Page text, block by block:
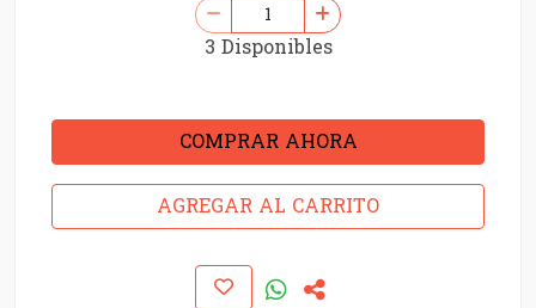
3 Disponibles
COMPRAR AHORA
AGREGAR AL CARRITO